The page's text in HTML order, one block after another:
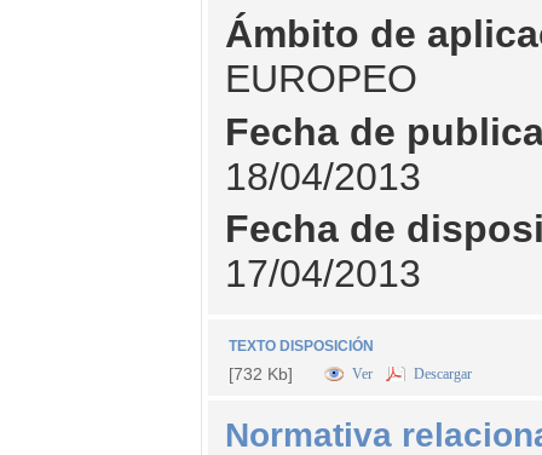
Ámbito de
EUROPEO
Fecha de
18/04/2013
Fecha de
17/04/2013
TEXTO DISPOSICIÓN
[732 Kb] Ver Descargar
Normativa